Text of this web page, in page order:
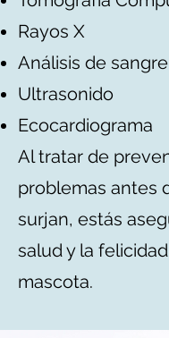
Rayos X
Análisis de
Ultrasonido
Ecocardiograma
Al tratar de
problemas antes
surjan, estás
salud y la
mascota.